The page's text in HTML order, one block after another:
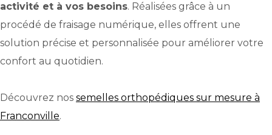
activité et à vos besoins. Réalisées grâce à un
procédé de fraisage numérique, elles offrent une
solution précise et personnalisée pour améliorer votre
confort au quotidien.
Découvrez nos semelles orthopédiques sur mesure à
Franconville.